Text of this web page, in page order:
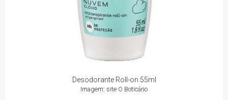
Desodorante Roll-on 55ml
Imagem: site O Boticário